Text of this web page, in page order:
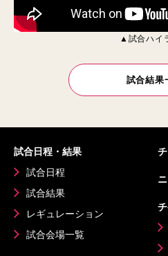
▲試合ハイ
試合結果
試合日程・結果
試合日程
試合結果
レギュレーション
試合会場一覧